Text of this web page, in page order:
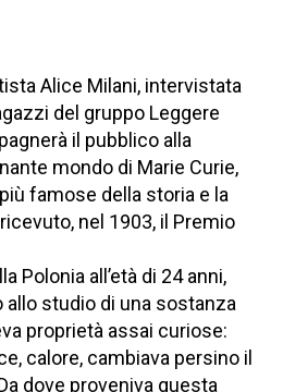
Alice Milani, intervistata
del gruppo Leggere
il pubblico alla
mondo di Marie Curie,
famose della storia e la
nel 1903, il Premio
Polonia all’età di 24 anni,
allo studio di una sostanza
proprietà assai curiose:
calore, cambiava persino il
dove proveniva questa